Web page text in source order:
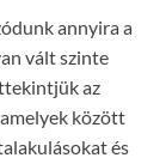
annyira a
vált szinte
az
között
és